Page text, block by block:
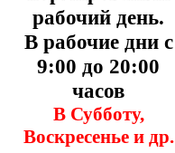
рабочий день.
В рабочие дни с
9:00 до 20:00
часов
В Субботу,
Воскресенье и др.